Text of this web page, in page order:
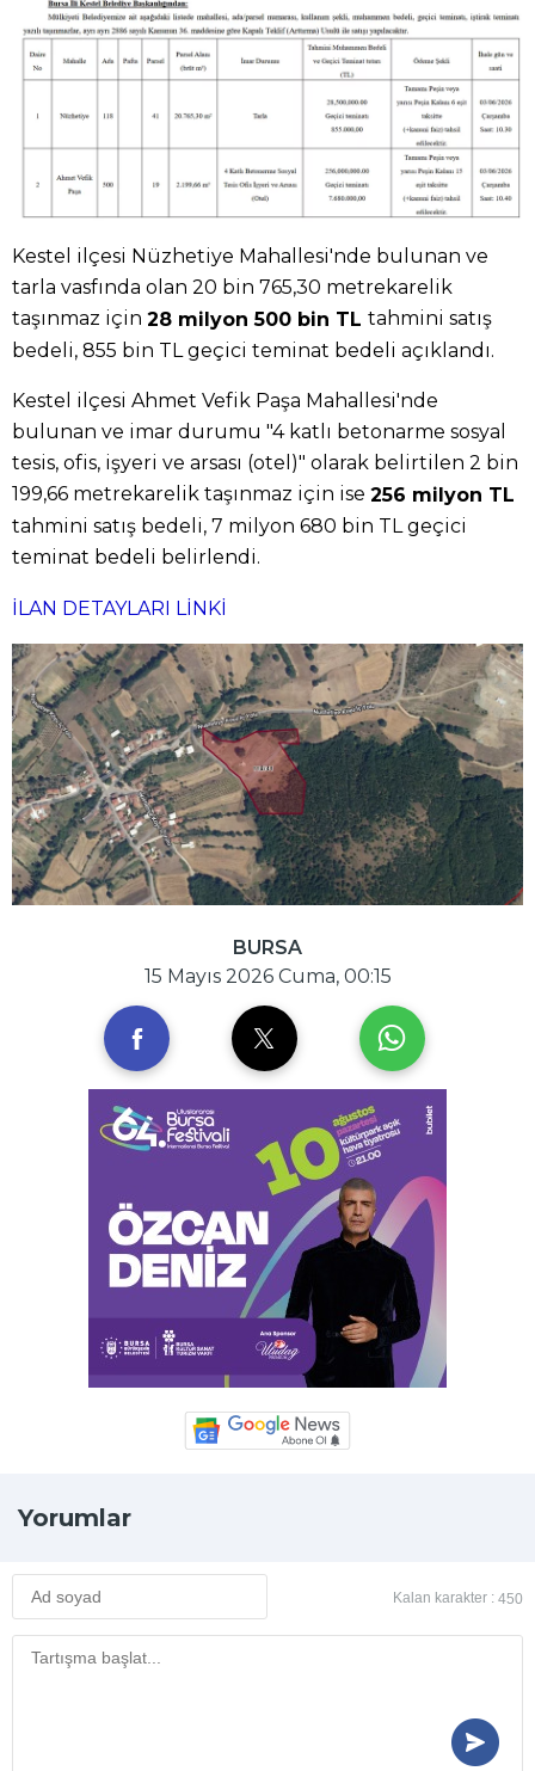
Kestel ilçesi Nüzhetiye Mahallesi'nde bulunan ve
tarla vasfında olan 20 bin 765,30 metrekarelik
taşınmaz için 28 milyon 500 bin TL tahmini satış
bedeli, 855 bin TL geçici teminat bedeli açıklandı.
Kestel ilçesi Ahmet Vefik Paşa Mahallesi'nde
bulunan ve imar durumu "4 katlı betonarme sosyal
tesis, ofis, işyeri ve arsası (otel)" olarak belirtilen 2 bin
199,66 metrekarelik taşınmaz için ise 256 milyon TL
tahmini satış bedeli, 7 milyon 680 bin TL geçici
teminat bedeli belirlendi.
İLAN DETAYLARI LİNKİ
BURSA
15 Mayıs 2026 Cuma, 00:15
Yorumlar
Kalan karakter : 450